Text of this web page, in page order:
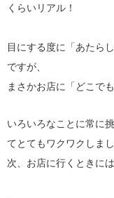
くらいリアル！
目にする度に「あたら
ですが、
まさかお店に「どこで
いろいろなことに常に
てとてもワクワクしまし
次、お店に行くときに